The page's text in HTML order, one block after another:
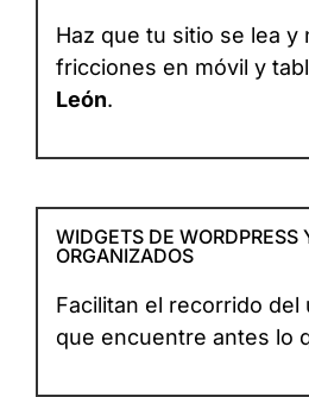
Haz que tu sitio se lea y
fricciones en móvil y
León.
WIDGETS DE WORDPRESS
ORGANIZADOS
Facilitan el recorrido del
que encuentre antes lo